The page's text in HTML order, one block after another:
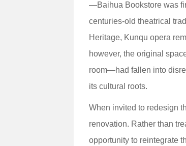
—Baihua Bookstore was
centuries-old theatrical
Heritage, Kunqu opera
however, the original
room—had fallen into
its cultural roots.
When invited to redesign
renovation. Rather than
opportunity to reintegrate